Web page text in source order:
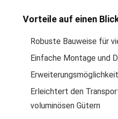
Vorteile auf einen
Robuste Bauweise für
Einfache Montage und
Erleichtert den
voluminösen Gütern